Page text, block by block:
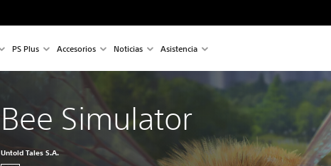
PS Plus Accesorios Noticias Asistencia
Bee Simulator
Untold Tales S.A.